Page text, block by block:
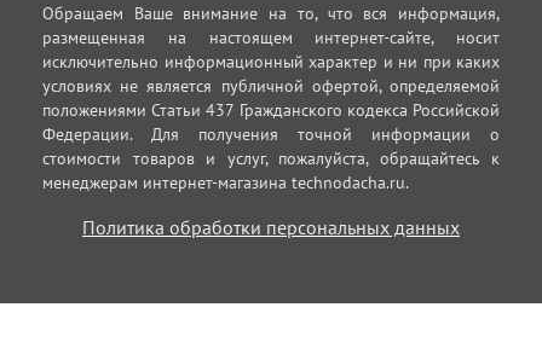
Обращаем Ваше внимание на то, что вся информация,
размещенная на настоящем интернет-сайте, носит
исключительно информационный характер и ни при каких
условиях не является публичной офертой, определяемой
положениями Статьи 437 Гражданского кодекса Российской
Федерации. Для получения точной информации о
стоимости товаров и услуг, пожалуйста, обращайтесь к
менеджерам интернет-магазина technodacha.ru.
Политика обработки персональных данных